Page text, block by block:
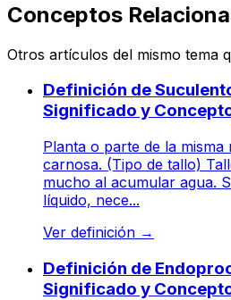
Conceptos
Otros artículos del mismo tema
Definición de
Significado y
Planta o parte de la misma
carnosa. (Tipo de tallo)
mucho al acumular agua.
líquido, nece...
Ver definición →
Definición de
Significado y